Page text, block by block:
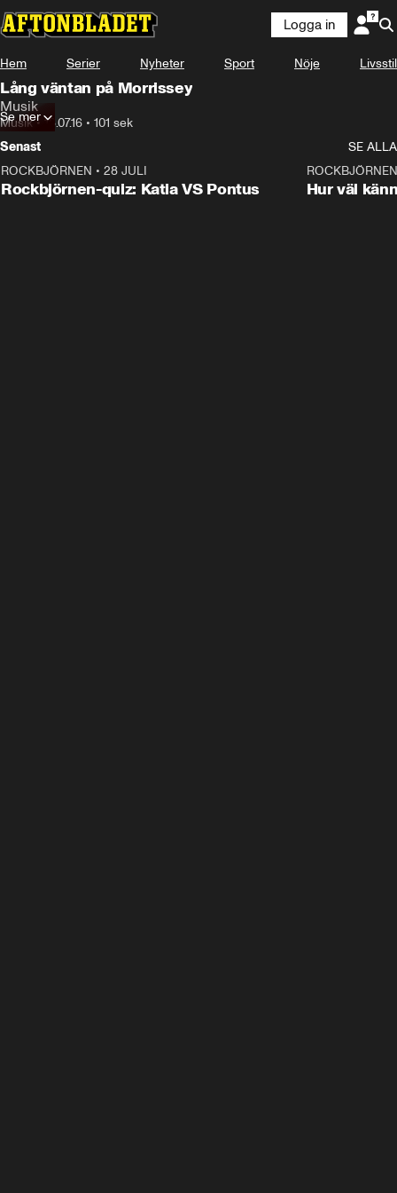
Logga in
Hem Serier Nyheter Sport Nöje Livsstil
Lång väntan på Morrissey
Musik
Musik• 18.07.16 • 101 sek
Se mer
Senast
SE ALLA
ROCKBJÖRNEN • 28 JULI
Rockbjörnen-quiz: Katia VS Pontus
ROCKBJÖRNEN
Hur väl